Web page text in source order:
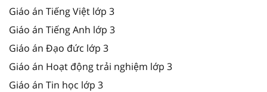
Giáo án Tiếng Việt lớp 3
Giáo án Tiếng Anh lớp 3
Giáo án Đạo đức lớp 3
Giáo án Hoạt động trải nghiệm lớp 3
Giáo án Tin học lớp 3